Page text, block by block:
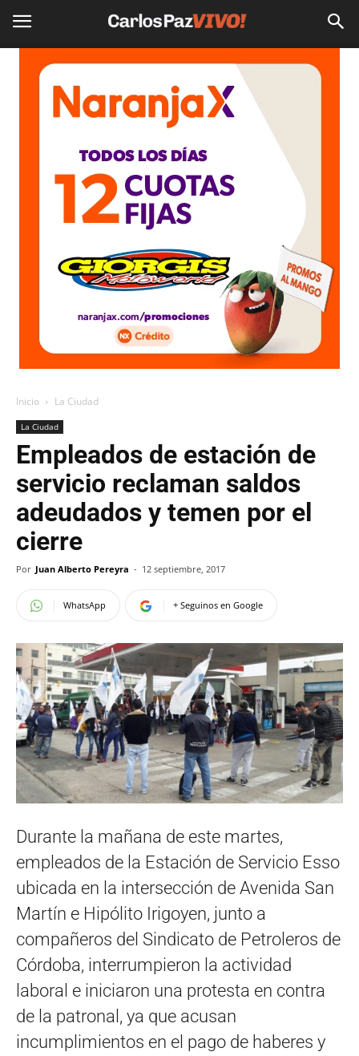
Inicio La Ciudad
La Ciudad
Empleados de estación de
servicio reclaman saldos
adeudados y temen por el
cierre
Por Juan Alberto Pereyra - 12 septiembre, 2017
WhatsApp + Seguinos en Google
Durante la mañana de este martes,
empleados de la Estación de Servicio Esso
ubicada en la intersección de Avenida San
Martín e Hipólito Irigoyen, junto a
compañeros del Sindicato de Petroleros de
Córdoba, interrumpieron la actividad
laboral e iniciaron una protesta en contra
de la patronal, ya que acusan
incumplimientos en el pago de haberes y